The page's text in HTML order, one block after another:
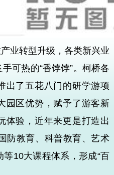
转型升级，各类新兴业
可热的“香饽饽”。柯桥各
出了五花八门的研学游项
园区优势，赋予了游客新
体验，近年来更是打造出
防教育、科普教育、艺术
10大课程体系，形成“百